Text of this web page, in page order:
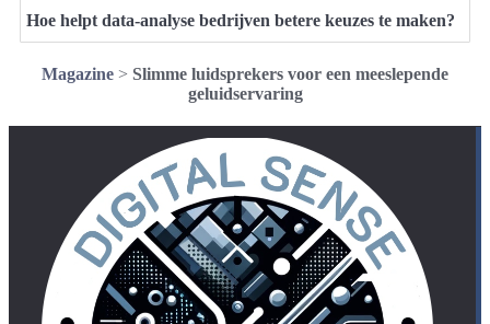
Hoe helpt data-analyse bedrijven betere keuzes te maken?
Magazine > Slimme luidsprekers voor een meeslepende
geluidservaring